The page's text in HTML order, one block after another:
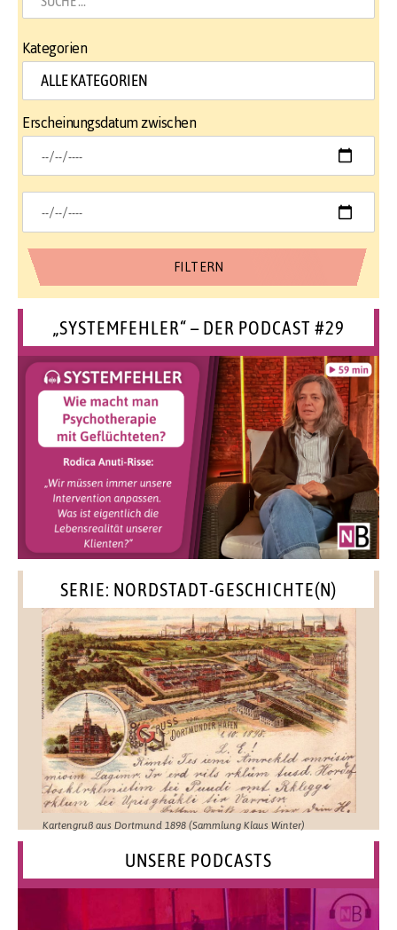
Kategorien
Erscheinungsdatum zwischen
„SYSTEMFEHLER“ – DER PODCAST #29
SERIE: NORDSTADT-GESCHICHTE(N)
Kartengruß aus Dortmund 1898 (Sammlung Klaus Winter)
UNSERE PODCASTS